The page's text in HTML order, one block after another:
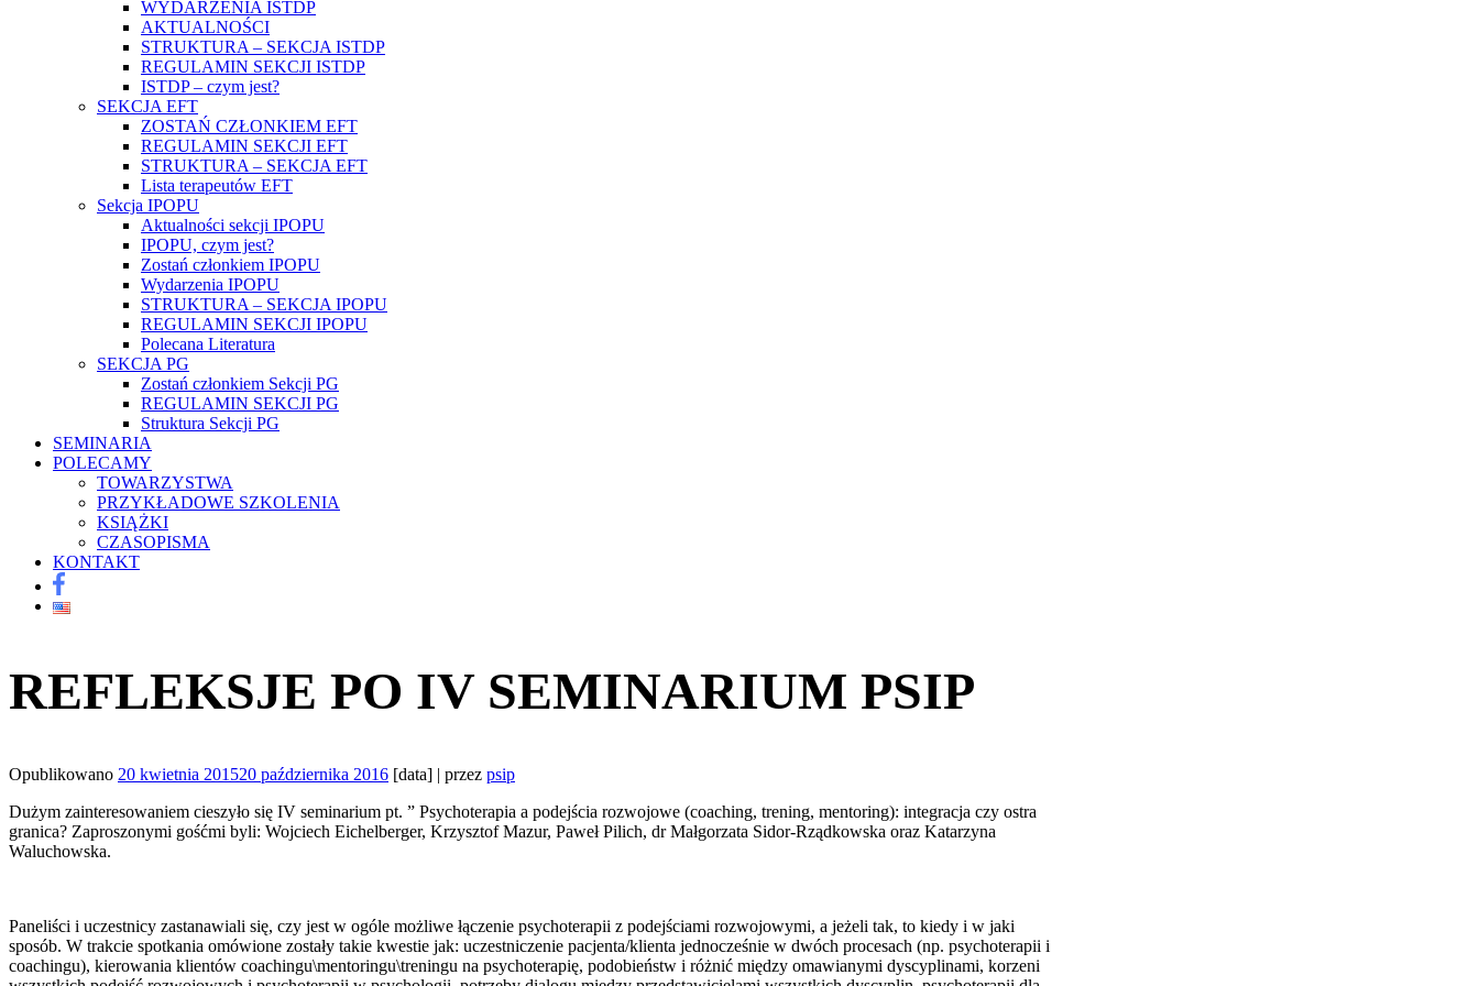
WYDARZENIA ISTDP
AKTUALNOŚCI
STRUKTURA – SEKCJA ISTDP
REGULAMIN SEKCJI ISTDP
ISTDP – czym jest?
SEKCJA EFT
ZOSTAŃ CZŁONKIEM EFT
REGULAMIN SEKCJI EFT
STRUKTURA – SEKCJA EFT
Lista terapeutów EFT
Sekcja IPOPU
Aktualności sekcji IPOPU
IPOPU, czym jest?
Zostań członkiem IPOPU
Wydarzenia IPOPU
STRUKTURA – SEKCJA IPOPU
REGULAMIN SEKCJI IPOPU
Polecana Literatura
SEKCJA PG
Zostań członkiem Sekcji PG
REGULAMIN SEKCJI PG
Struktura Sekcji PG
SEMINARIA
POLECAMY
TOWARZYSTWA
PRZYKŁADOWE SZKOLENIA
KSIĄŻKI
CZASOPISMA
KONTAKT
REFLEKSJE PO IV SEMINARIUM PSIP
Opublikowano 20 kwietnia 201520 października 2016 [data] | przez psip
Dużym zainteresowaniem cieszyło się IV seminarium pt. ” Psychoterapia a podejścia rozwojowe (coaching, trening, mentoring): integracja czy ostra
granica? Zaproszonymi gośćmi byli: Wojciech Eichelberger, Krzysztof Mazur, Paweł Pilich, dr Małgorzata Sidor-Rządkowska oraz Katarzyna
Waluchowska.
Paneliści i uczestnicy zastanawiali się, czy jest w ogóle możliwe łączenie psychoterapii z podejściami rozwojowymi, a jeżeli tak, to kiedy i w jaki
sposób. W trakcie spotkania omówione zostały takie kwestie jak: uczestniczenie pacjenta/klienta jednocześnie w dwóch procesach (np. psychoterapii i
coachingu), kierowania klientów coachingu\mentoringu\treningu na psychoterapię, podobieństw i różnić między omawianymi dyscyplinami, korzeni